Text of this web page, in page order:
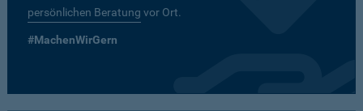
persönlichen Beratung vor Ort.
#MachenWirGern